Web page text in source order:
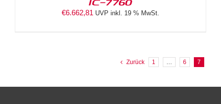
IC-7760
€6.662,81 UVP inkl. 19 % MwSt.
Zurück 1 … 6 7